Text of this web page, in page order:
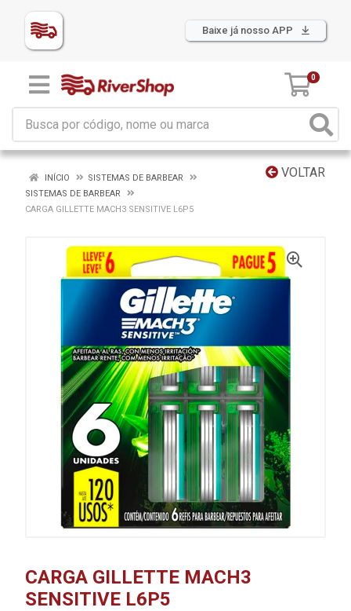
Baixe já nosso APP
0
VOLTAR
INÍCIO
SISTEMAS DE BARBEAR
SISTEMAS DE BARBEAR
CARGA GILLETTE MACH3 SENSITIVE L6P5
CARGA GILLETTE MACH3
SENSITIVE L6P5